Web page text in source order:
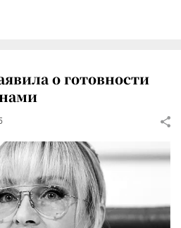
о готовности